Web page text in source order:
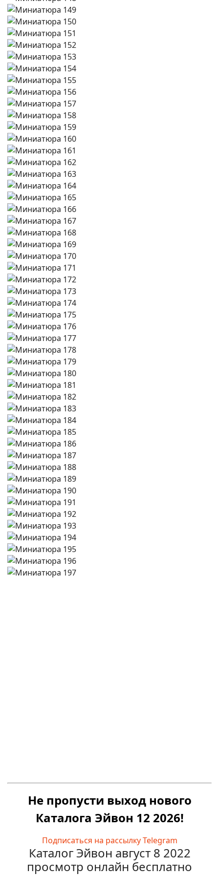
Не пропусти выход нового
Каталога Эйвон 12 2026!
Подписаться на рассылку Telegram
Каталог Эйвон август 8 2022
просмотр онлайн бесплатно